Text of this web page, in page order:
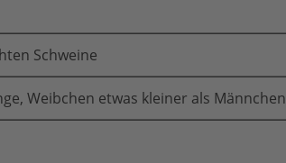
Schweine
Weibchen etwas kleiner als Männchen